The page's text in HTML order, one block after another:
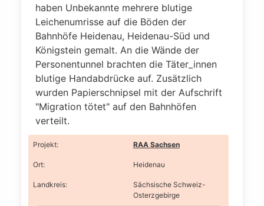
haben Unbekannte mehrere blutige
Leichenumrisse auf die Böden der
Bahnhöfe Heidenau, Heidenau-Süd und
Königstein gemalt. An die Wände der
Personentunnel brachten die Täter_innen
blutige Handabdrücke auf. Zusätzlich
wurden Papierschnipsel mit der Aufschrift
"Migration tötet" auf den Bahnhöfen
verteilt.
Projekt: RAA Sachsen
Ort: Heidenau
Landkreis:
Sächsische Schweiz-
Osterzgebirge